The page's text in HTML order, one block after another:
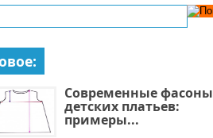
Современные фасоны
детских платьев:
примеры...